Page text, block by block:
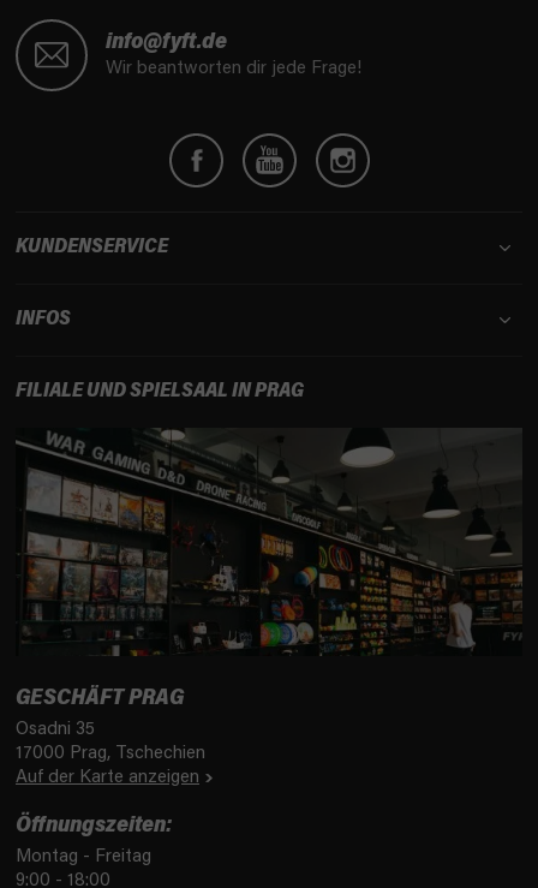
info@fyft.de
Wir beantworten dir jede Frage!
KUNDENSERVICE
INFOS
FILIALE UND SPIELSAAL IN PRAG
GESCHÄFT PRAG
Osadni 35
17000 Prag, Tschechien
Auf der Karte anzeigen
Öffnungszeiten:
Montag - Freitag
9:00 - 18:00